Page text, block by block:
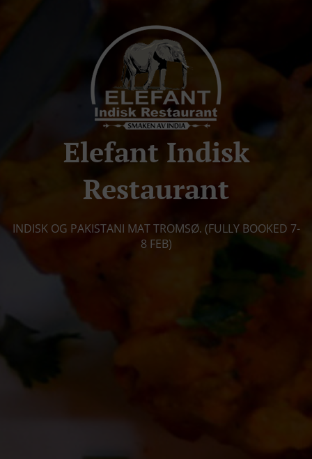
Elefant Indisk
Restaurant
INDISK OG PAKISTANI MAT TROMSØ. (FULLY BOOKED 7-
8 FEB)